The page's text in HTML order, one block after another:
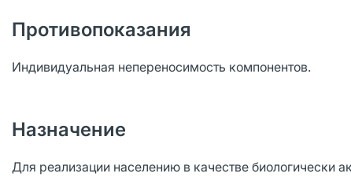
Противопоказания
Индивидуальная непереносимость компонентов.
Назначение
Для реализации населению в качестве биологически